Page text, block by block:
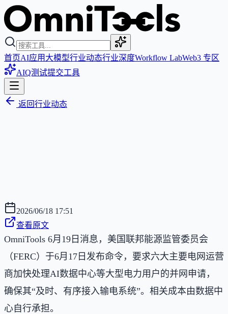
首页AI应用 大模型行业动态行业深度Workflow LabWeb3 专区
AIQ测试提交工具
返回行业动态
2026/06/18 17:51
查看原文
OmniTools 6月19日消息，美国联邦能源监管委员会
（FERC）于6月17日发布命令，要求六大主要电网运营
商加快处理AI数据中心等大型电力用户的并网申请，
确保其“及时、有序接入输电系统”。相关成本由数据中
心自行承担。